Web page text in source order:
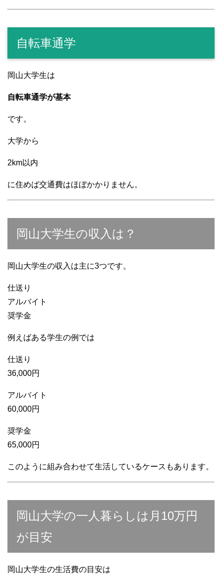
自転車通学
岡山大学生は
自転車通学が基本
です。
大学から
2km以内
に住めば交通費はほぼかかりません。
岡山大学生の収入は？
岡山大学生の収入は主に3つです。
仕送り
アルバイト
奨学金
例えばある学生の例では
仕送り
36,000円
アルバイト
60,000円
奨学金
65,000円
このように組み合わせて生活しているケースもあります。
岡山大学の一人暮らしは月10万円
が目安
岡山大学生の生活費の目安は